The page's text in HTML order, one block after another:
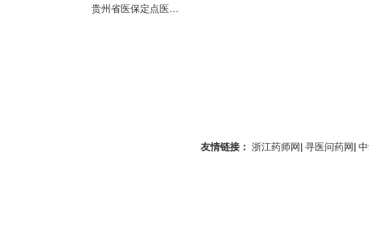
贵州省医保定点医疗机构医保服务情况表（第100分店）
友情链接： 浙江药师网| 寻医问药网|